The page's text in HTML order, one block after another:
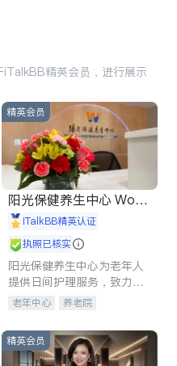
iTalkBB精英会员，进行展示
精英会员
阳光保健养生中心 World
shine
iTalkBB精英认证
执照已核实
阳光保健养生中心为老年人
提供日间护理服务，致力于
通过持续的护理创新来有效
老年中心 养老院
精英会员